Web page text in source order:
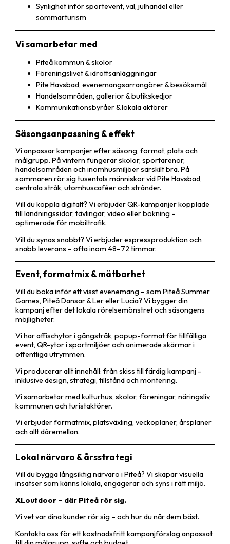
Synlighet inför sportevent, val, julhandel eller
sommarturism
Vi samarbetar med
Piteå kommun & skolor
Föreningslivet & idrottsanläggningar
Pite Havsbad, evenemangsarrangörer & besöksmål
Handelsområden, gallerior & butikskedjor
Kommunikationsbyråer & lokala aktörer
Säsongsanpassning & effekt
Vi anpassar kampanjer efter säsong, format, plats och
målgrupp. På vintern fungerar skolor, sportarenor,
handelsområden och inomhusmiljöer särskilt bra. På
sommaren rör sig tusentals människor vid Pite Havsbad,
centrala stråk, utomhuscaféer och stränder.
Vill du koppla digitalt? Vi erbjuder QR-kampanjer kopplade
till landningssidor, tävlingar, video eller bokning –
optimerade för mobiltrafik.
Vill du synas snabbt? Vi erbjuder expressproduktion och
snabb leverans – ofta inom 48–72 timmar.
Event, formatmix & mätbarhet
Vill du boka inför ett visst evenemang – som Piteå Summer
Games, Piteå Dansar & Ler eller Lucia? Vi bygger din
kampanj efter det lokala rörelsemönstret och säsongens
möjligheter.
Vi har affischytor i gångstråk, popup-format för tillfälliga
event, QR-ytor i sportmiljöer och animerade skärmar i
offentliga utrymmen.
Vi producerar allt innehåll: från skiss till färdig kampanj –
inklusive design, strategi, tillstånd och montering.
Vi samarbetar med kulturhus, skolor, föreningar, näringsliv,
kommunen och turistaktörer.
Vi erbjuder formatmix, platsväxling, veckoplaner, årsplaner
och allt däremellan.
Lokal närvaro & årsstrategi
Vill du bygga långsiktig närvaro i Piteå? Vi skapar visuella
insatser som känns lokala, engagerar och syns i rätt miljö.
XLoutdoor – där Piteå rör sig.
Vi vet var dina kunder rör sig – och hur du når dem bäst.
Kontakta oss för ett kostnadsfritt kampanjförslag anpassat